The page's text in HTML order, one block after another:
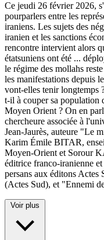
Ce jeudi 26 février 2026,
pourparlers entre les
iraniens. Les sujets des
iranien et les sanctions
rencontre intervient alors
étatsuniens ont été ...
le régime des mollahs
les manifestations depuis
vont-elles tenir longtemps
t-il à couper sa population
Moyen Orient ? On en
chercheure associée à
Jean-Jaurès, auteure "Le
Karim Émile BITAR,
Moyen-Orient et Sorour
éditrice franco-iranienne
persans aux éditons
(Actes Sud), et "Ennemi
Voir plus